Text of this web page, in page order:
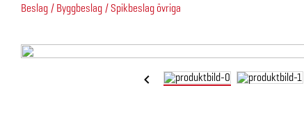
Beslag Byggbeslag Spikbeslag övriga